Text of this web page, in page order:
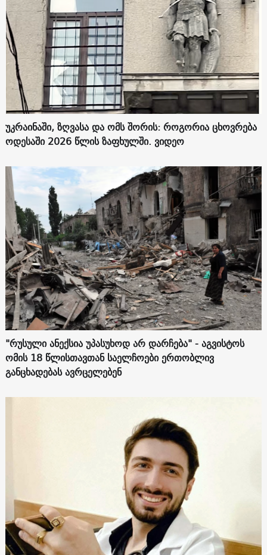
უკრაინაში, ზღვასა და ომს შორის: როგორია ცხოვრება
ოდესაში 2026 წლის ზაფხულში. ვიდეო
"რუსული ანექსია უპასუხოდ არ დარჩება" - აგვისტოს
ომის 18 წლისთავთან საელჩოები ერთობლივ
განცხადებას ავრცელებენ